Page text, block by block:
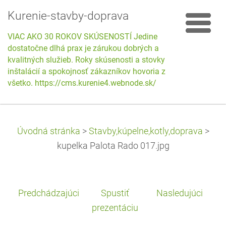
Kurenie-stavby-doprava
VIAC AKO 30 ROKOV SKÚSENOSTÍ Jedine
dostatočne dlhá prax je zárukou dobrých a
kvalitných služieb. Roky skúsenosti a stovky
inštalácií a spokojnosť zákazníkov hovoria za
všetko. https://cms.kurenie4.webnode.sk/
Úvodná stránka > Stavby,kúpelne,kotly,doprava >
kupelka Palota Rado 017.jpg
Predchádzajúci
Spustiť
prezentáciu
Nasledujúci